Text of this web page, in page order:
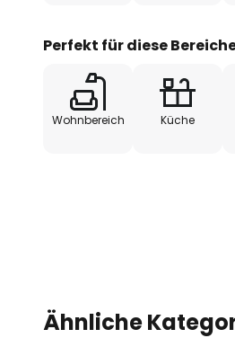
Perfekt für diese
Wohnbereich Küche
Ähnliche